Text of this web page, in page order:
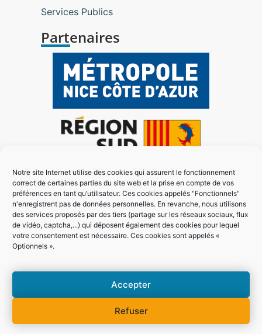
Notre site Internet utilise des cookies qui assurent le fonctionnement
correct de certaines parties du site web et la prise en compte de vos
préférences en tant qu’utilisateur. Ces cookies appelés "Fonctionnels"
n'enregistrent pas de données personnelles. En revanche, nous utilisons
des services proposés par des tiers (partage sur les réseaux sociaux, flux
de vidéo, captcha,...) qui déposent également des cookies pour lequel
votre consentement est nécessaire. Ces cookies sont appelés «
Optionnels ».
Accepter
Refuser
Services Publics
Partenaires